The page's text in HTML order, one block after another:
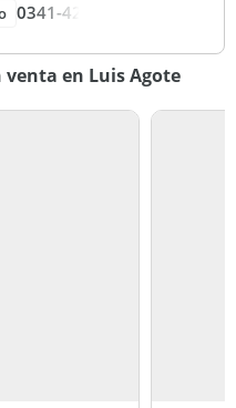
0341-42
en Luis Agote